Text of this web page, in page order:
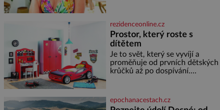
dyž se nám tropy zaryjí pod
kůži, hledáme úlevu v bazénu
nebo pomocí klimatizace. Jenže
ne vždycky můžeme být v jejich
blízkosti. Nemusíte však zoufat.
Pokud budete mít promyšlený
jídelníček, žadné pařáky si na
rezidenceonline.cz
Prostor, který roste s
dítětem
Je to svět, který se vyvíjí a
proměňuje od prvních dětských
krůčků až po dospívání.
soustředění i odpočinek a
reaguje na každou etapu života
epochanacestach.cz